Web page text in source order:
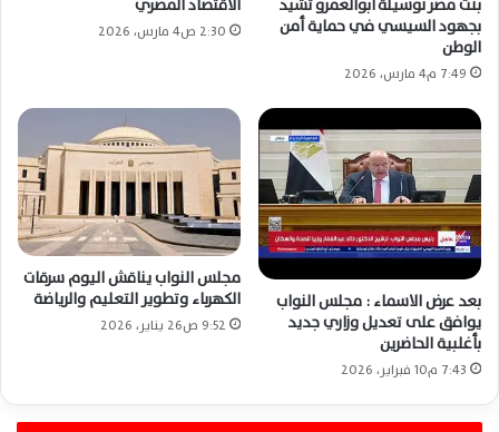
بجهود السيسي في حماية أمن
الوطن
7:49 م4 مارس، 2026
الاقتصاد المصري
2:30 ص4 مارس، 2026
بعد عرض الاسماء : مجلس النواب
يوافق على تعديل وزاري جديد
بأغلبية الحاضرين
7:43 م10 فبراير، 2026
مجلس النواب يناقش اليوم سرقات
الكهرباء وتطوير التعليم والرياضة
9:52 ص26 يناير، 2026